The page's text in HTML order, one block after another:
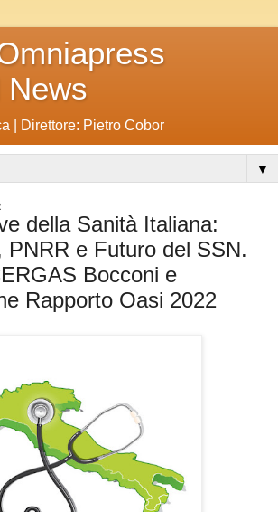
News
| Direttore: Pietro Cobor
▼
della Sanità Italiana:
PNRR e Futuro del SSN.
Bocconi e
Rapporto Oasi 2022